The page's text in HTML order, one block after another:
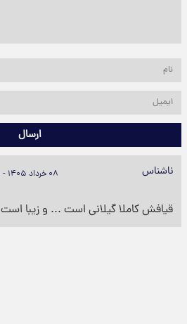
ارسال
ناشناس ۰۸ خرداد ۱۴۰۵ - ۲۳:۴۰
قیافش کاملا گیلانی است ... و زیبا است